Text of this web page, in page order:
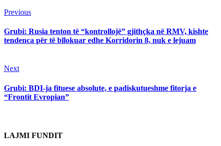
Continue
Reading
PreviousPrevious
Grubi: Rusia tenton të “kontrollojë” gjithçka në RMV, kishte
tendenca për të bllokuar edhe Korridorin 8, nuk e lejuam
NextNext
Grubi: BDI-ja fituese absolute, e padiskutueshme fitorja e
“Frontit Evropian”
LAJMI FUNDIT